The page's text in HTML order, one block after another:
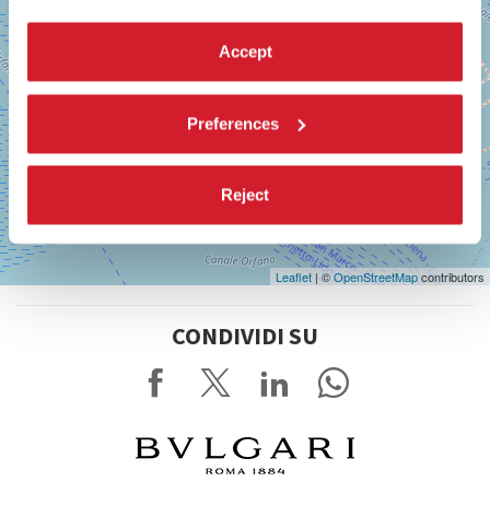
Accept
Preferences
Reject
Leaflet | ©OpenStreetMapcontributors
CONDIVIDI SU